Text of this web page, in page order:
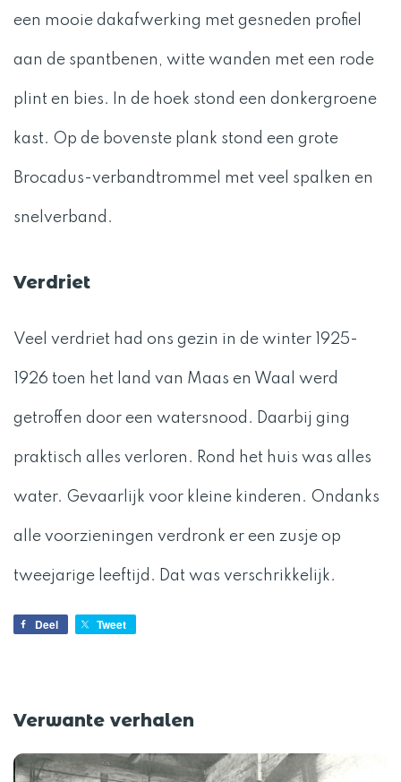
een mooie dakafwerking met gesneden profiel
aan de spantbenen, witte wanden met een rode
plint en bies. In de hoek stond een donkergroene
kast. Op de bovenste plank stond een grote
Brocadus-verbandtrommel met veel spalken en
snelverband.
Verdriet
Veel verdriet had ons gezin in de winter 1925-
1926 toen het land van Maas en Waal werd
getroffen door een watersnood. Daarbij ging
praktisch alles verloren. Rond het huis was alles
water. Gevaarlijk voor kleine kinderen. Ondanks
alle voorzieningen verdronk er een zusje op
tweejarige leeftijd. Dat was verschrikkelijk.
Deel Tweet
Verwante verhalen